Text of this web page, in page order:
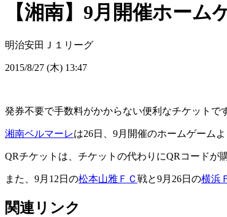
【湘南】9月開催ホー
明治安田Ｊ１リーグ
2015/8/27 (木) 13:47
発券不要で手数料がかからない便利なチケットで
湘南ベルマーレは26日、9月開催のホームゲーム
QRチケットは、チケットの代わりにQRコードが
また、9月12日の松本山雅ＦＣ 戦と9月26日の横浜
関連リンク